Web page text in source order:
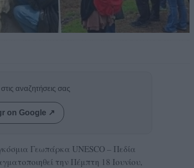
αναζητήσεις σας
on Google ↗
Γεωπάρκα UNESCO – Πεδία
την Πέμπτη 18 Ιουνίου,